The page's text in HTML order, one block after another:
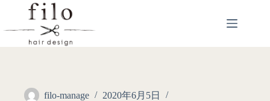
filo-manage
2020年6月5日